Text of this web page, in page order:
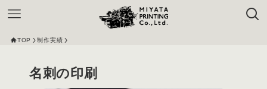
TOP 制作実績
名刺の印刷